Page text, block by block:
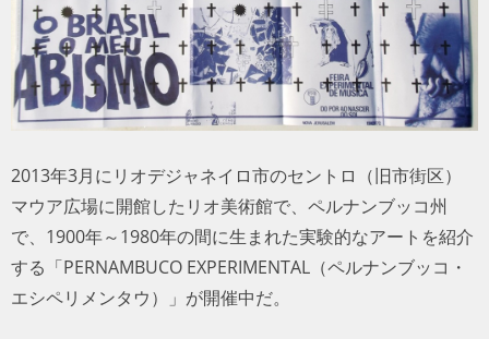
PEOPLE
ビジネス
コラム
2013年3月にリオデジャネイロ市のセントロ（旧市街区）
マウア広場に開館したリオ美術館で、ペルナンブッコ州
で、1900年～1980年の間に生まれた実験的なアートを紹介
する「PERNAMBUCO EXPERIMENTAL（ペルナンブッ
コ・エシペリメンタウ）」が開催中だ。